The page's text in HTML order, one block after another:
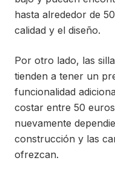
hasta alrededor de
calidad y el diseño.
Por otro lado, las
tienden a tener un
funcionalidad
costar entre 50
nuevamente
construcción y las
ofrezcan.